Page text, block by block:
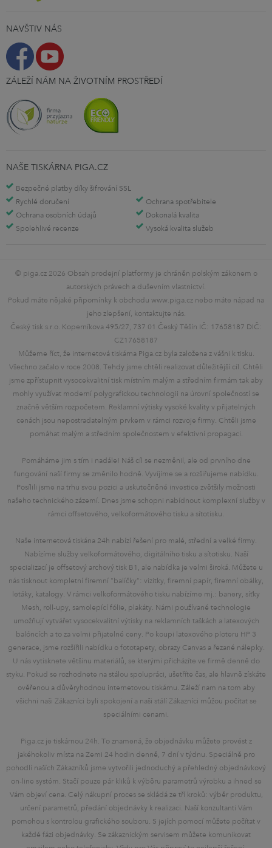
NAVŠTIV NÁS
ZÁLEŽÍ NÁM NA ŽIVOTNÍM PROSTŘEDÍ
NAŠE TISKÁRNA PIGA.CZ
Bezpečné platby díky šifrování SSL
Rychlé doručení
Ochrana spotřebitele
Ochrana osobních údajů
Dokonalá kvalita
Spolehlivé recenze
Vysoká kvalita služeb
© piga.cz 2026 Obsah prodejní platformy je chráněn polským zákonem o
autorských právech a duševním vlastnictví.
Pokud máte nějaké připomínky k obchodu www.piga.cz nebo máte nápad na
jeho zlepšení, kontaktujte nás.
Český tisk s.r.o. Koperníkova 495/27, 737 01 Český Těšín IČ: 17658187 DIČ:
CZ17658187
Můžeme říct, že internetová tiskárna Piga.cz byla založena z vášni k tisku.
Všechno začalo v roce 2008. Tehdy jsme chtěli realizovat důležitější cíl. Chtěli
jsme zpřístupnit vysocekvalitní tisk místním malým a středním firmám tak aby
mohly využívat moderní polygrafickou technologii na úrovní společností se
značně větším rozpočetem. Reklamní výtisky vysoké kvality v přijatelných
cenách jsou nepostradatelným prvkem v rámci rozvoje firmy. Chtěli jsme
pomáhat malým a středním společnostem v efektivní propagaci.
Pomáháme jim s tím i nadále! Náš cíl se nezměnil, ale od prvního dne
fungování naší firmy se změnilo hodně. Vyvíjíme se a rozšiřujeme nabídku.
Posílili jsme na trhu svou pozici a uskutečněné investice zvětšily možnosti
našeho technického zázemí. Dnes jsme schopni nabídnout komplexní služby v
rámci offsetového, velkoformátového tisku a sítotisku.
Naše internetová tiskána 24h nabízí řešení pro malé, střední a velké firmy.
Nabízíme služby velkoformátového, digitálního tisku a sítotisku. Naší
specializací je offsetový archový tisk B1, ale nabídka je velmi široká. Můžete u
nás tisknout kompletní firemní "balíčky": vizitky, firemní papír, firemní obálky,
letáky, katalogy. V rámci velkoformátového tisku nabízíme mj.: banery, síťky
Mesh, roll-upy, samolepící fólie, plakáty. Námi používané technologie
umožňují vytvářet vysocekvalitní výtisky na reklamních taškách a latexových
balóncích a to za velmi přijatelné ceny. Po koupi latexového ploteru HP 3
generace, jsme rozšířili nabídku o fototapety, obrazy Canvas a řezané nálepky.
U nás vytisknete většinu materiálů, se kterými přicházíte ve firmě denně do
styku. Pokud se rozhodnete na stálou spolupráci, ušetříte čas, ale hlavně získáte
ověřenou a důvěryhodnou internetovou tiskárnu. Záleží nam na tom aby
všichni naši Zákazníci byli spokojení a naši stálí Zákazníci můžou počítat se
speciálními cenami.
Piga.cz je tiskárnou 24h. To znamená, že objednávku můžete provést z
jakéhokoliv místa na Zemi 24 hodin denně, 7 dní v týdnu. Speciálně pro
pohodlí naších Zákazníků jsme vytvořili jednoduchý a přehledný objednávkový
on-line systém. Stačí pouze pár kliků k výběru parametrů výrobku a ihned se
Vám objeví cena. Celý nákupní proces se skládá ze tří kroků: výběr produktu,
určení parametrů, předání objednávky k realizaci. Naší konzultanti Vám
pomohou s kontrolou grafického souboru. S jejích pomocí můžete počítat v
každé fázi objednávky. Se zákaznickým servisem můžete komunikovat